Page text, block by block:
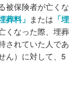
被保険者が亡くな
葬料」 または 「埋
くなった際、埋葬
されていた人であ
ん）に対して、5